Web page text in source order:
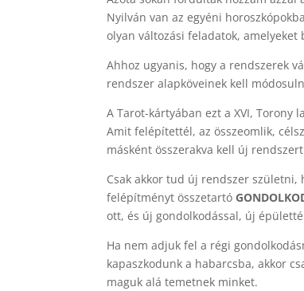
Nyilván van az egyéni
olyan változási feladatok,
Ahhoz ugyanis, hogy a rendszerek
rendszer alapköveinek kell
A Tarot-kártyában ezt a XVI, Torony
Amit felépítettél, az összeomlik,
másként összerakva kell új
Csak akkor tud új rendszer születni,
felépítményt összetartó
ott, és új gondolkodással, új
Ha nem adjuk fel a régi
kapaszkodunk a habarcsba, akkor
maguk alá temetnek minket.